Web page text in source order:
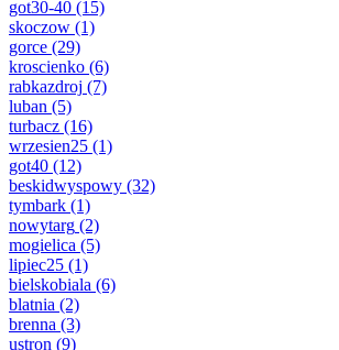
got30-40 (15)
skoczow (1)
gorce (29)
kroscienko (6)
rabkazdroj (7)
luban (5)
turbacz (16)
wrzesien25 (1)
got40 (12)
beskidwyspowy (32)
tymbark (1)
nowytarg (2)
mogielica (5)
lipiec25 (1)
bielskobiala (6)
blatnia (2)
brenna (3)
ustron (9)